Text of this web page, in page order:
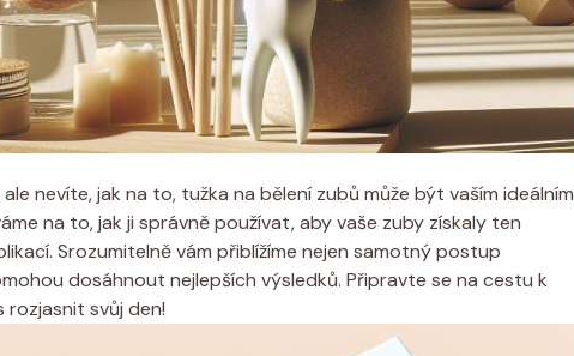
nevíte, jak na to, tužka na bělení zubů může být vaším ideálním
na to, jak ji správně používat, aby vaše zuby získaly ten
Srozumitelně vám přiblížíme nejen samotný postup
dosáhnout nejlepších výsledků. Připravte se na cestu k
rozjasnit svůj den!